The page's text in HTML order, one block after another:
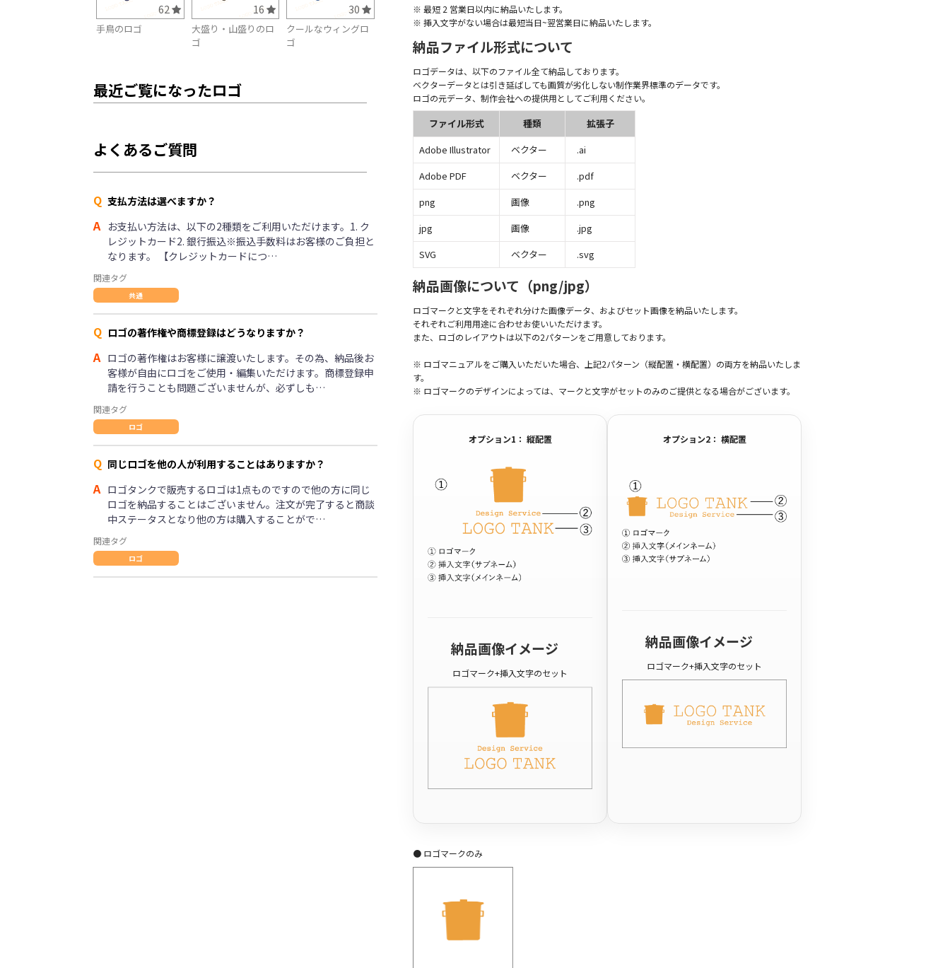
62
手鳥のロゴ
16
大盛り・山盛りのロ
ゴ
30
クールなウィングロ
ゴ
最近ご覧になったロゴ
よくあるご質問
Q 支払方法は選べますか？
A お支払い方法は、以下の2種類をご利用いただけます。1. ク
レジットカード2. 銀行振込※振込手数料はお客様のご負担と
なります。 【クレジットカードにつ…
関連タグ
共通
Q ロゴの著作権や商標登録はどうなりますか？
A ロゴの著作権はお客様に譲渡いたします。その為、納品後お
客様が自由にロゴをご使用・編集いただけます。商標登録申
請を行うことも問題ございませんが、必ずしも…
関連タグ
ロゴ
Q 同じロゴを他の人が利用することはありますか？
A ロゴタンクで販売するロゴは1点ものですので他の方に同じ
ロゴを納品することはございません。注文が完了すると商談
中ステータスとなり他の方は購入することがで…
関連タグ
ロゴ
※ 最短 2 営業日以内に納品いたします。
※ 挿入文字がない場合は最短当日~翌営業日に納品いたします。
納品ファイル形式について
ロゴデータは、以下のファイル全て納品しております。
ベクターデータとは引き延ばしても画質が劣化しない制作業界標準のデータです。
ロゴの元データ、制作会社への提供用としてご利用ください。
ファイル形式 種類
拡張子
Adobe Illustrator
ベクター
.ai
Adobe PDF
ベクター
.pdf
png
画像
.png
jpg
画像
.jpg
SVG
ベクター .svg
納品画像について（png/jpg）
ロゴマークと文字をそれぞれ分けた画像データ、およびセット画像を納品いたします。
それぞれご利用用途に合わせお使いいただけます。
また、ロゴのレイアウトは以下の2パターンをご用意しております。
※ ロゴマニュアルをご購入いただいた場合、上記2パターン（縦配置・横配置）の両方を納品いたしま
す。
※ ロゴマークのデザインによっては、マークと文字がセットのみのご提供となる場合がございます。
オプション1： 縦配置
納品画像イメージ
ロゴマーク+挿入文字のセット
オプション2： 横配置
納品画像イメージ
ロゴマーク+挿入文字のセット
● ロゴマークのみ